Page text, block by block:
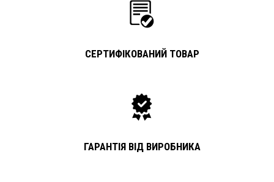
СЕРТИФІКОВАНИЙ ТОВАР
ГАРАНТІЯ ВІД ВИРОБНИКА